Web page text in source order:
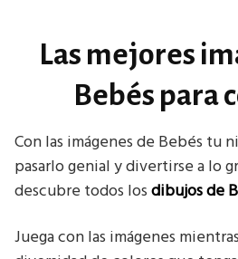
Las mejores
Bebés para
Con las imágenes de Bebés tu
pasarlo genial y divertirse a lo
descubre todos losdibujos de
Juega con las imágenes